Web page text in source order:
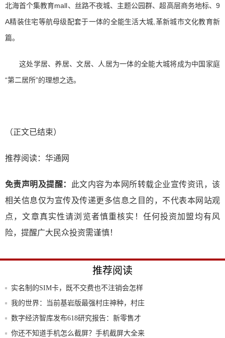
北海首个集教育mall、丝路不夜城、主题公园群、超高层商务地标、9
A精装住宅等航母级配套于一体的全能生活大城,革新城市文化教育新
篇。
这处学居、养居、文居、人居为一体的全能大城将成为中国家庭
“第二居所”的理想之选。
（正文已结束）
推荐阅读： 华通网
免责声明及提醒：
此文内容为本网所转载企业宣传资讯，该
相关信息仅为宣传及传递更多信息之目的，不代表本网站观
点，文章真实性请浏览者慎重核实！任何投资加盟均有风
险，提醒广大民众投资需谨慎！
推荐阅读
实名制的SIM卡，既不交费也不注销会怎样
中国
我的世界：当前基岩版最强村庄神种，村庄
下面集
数字经济智库发布618研究报告：新零售才
是未
你还不知道手机怎么截屏？手机截屏大全来